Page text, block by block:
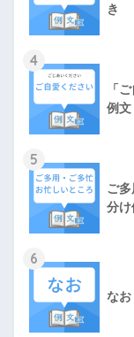
き
4
「
例文
5
ご
分け
6
な